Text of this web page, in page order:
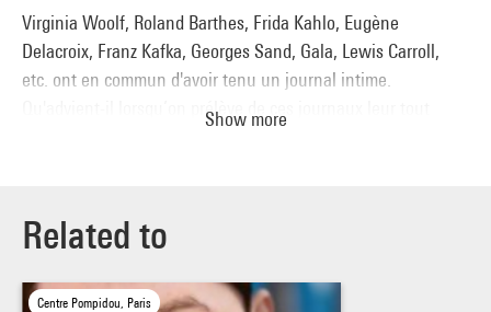
Virginia Woolf, Roland Barthes, Frida Kahlo, Eugène
Delacroix, Franz Kafka, Georges Sand, Gala, Lewis Carroll,
etc. ont en commun d'avoir tenu un journal intime.
Qu'advient-il lorsqu’on prélève de ces journaux leur tout
vieux comme le monde : la fiction. C'est elle qui se chargera
de télescoper ces fins pour mieux les conjurer.
Show more
Related to
Centre Pompidou, Paris